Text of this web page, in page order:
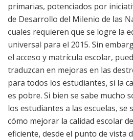
primarias, potenciados por
de Desarrollo del Milenio de las
cuales requieren que se logre la
universal para el 2015. Sin
el acceso y matrícula escolar,
traduzcan en mejoras en las
para todos los estudiantes, si la
es pobre. Si bien se sabe mucho
los estudiantes a las escuelas, se
cómo mejorar la calidad escolar
eficiente, desde el punto de vista